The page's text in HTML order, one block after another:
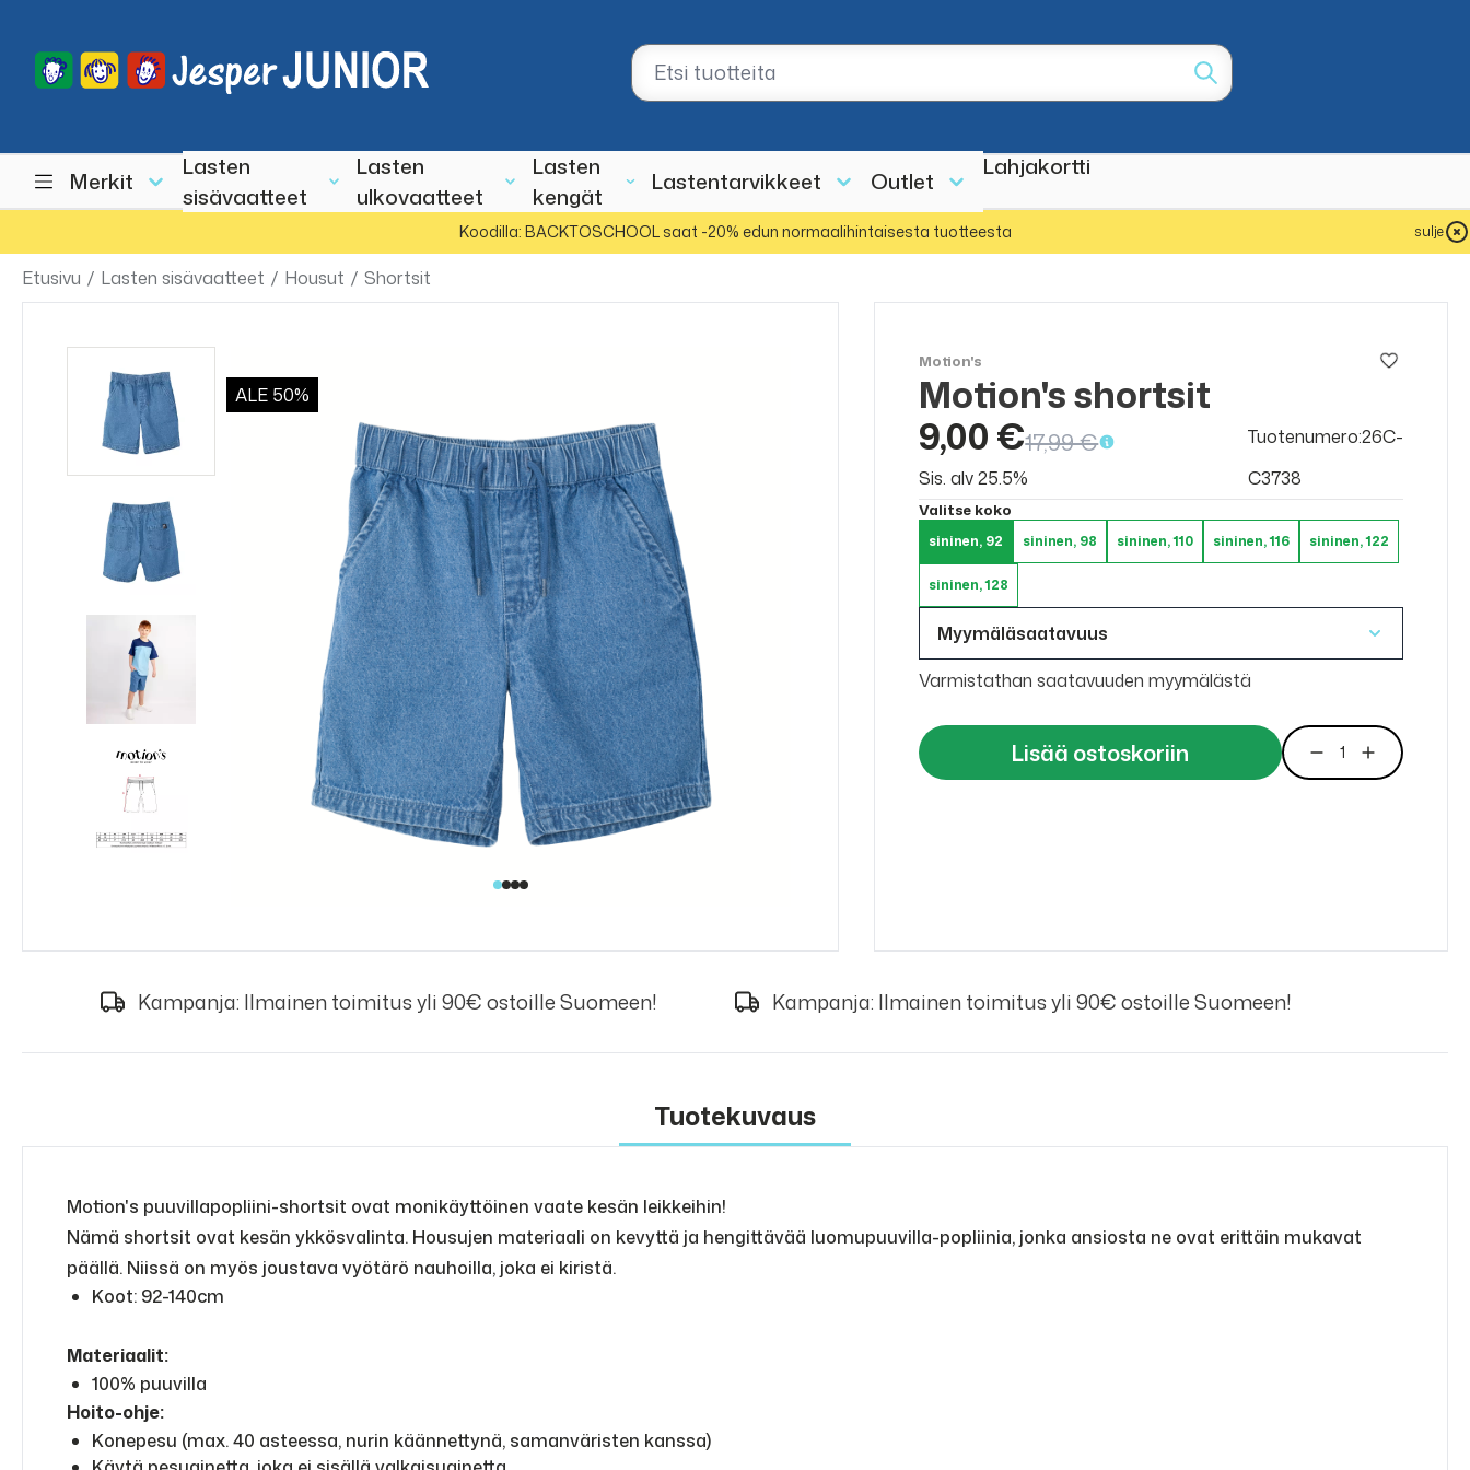
Merkit
Lasten
sisävaatteet
Lasten
ulkovaatteet
Lasten
kengät
Lastentarvikkeet Outlet
Lahjakortti
Koodilla: BACKTOSCHOOL saat -20% edun normaalihintaisesta tuotteesta sulje
Etusivu / Lasten sisävaatteet / Housut / Shortsit
ALE 50%
Motion's
Motion's shortsit
9,00 €17,99 €
Sis. alv 25.5%
Tuotenumero:26C-
C3738
Valitse koko
sininen, 92 sininen, 98 sininen, 110 sininen, 116 sininen, 122
sininen, 128
Myymäläsaatavuus
Varmistathan saatavuuden myymälästä
Lisää ostoskoriin
Kampanja: Ilmainen toimitus yli 90€ ostoille Suomeen! Kampanja: Ilmainen toimitus yli 90€ ostoille Suomeen!
Tuotekuvaus
Motion's puuvillapopliini-shortsit ovat monikäyttöinen vaate kesän leikkeihin!
Nämä shortsit ovat kesän ykkösvalinta. Housujen materiaali on kevyttä ja hengittävää luomupuuvilla-popliinia, jonka ansiosta ne ovat erittäin mukavat
päällä. Niissä on myös joustava vyötärö nauhoilla, joka ei kiristä.
Koot: 92-140cm
Materiaalit:
100% puuvilla
Hoito-ohje:
Konepesu (max. 40 asteessa, nurin käännettynä, samanväristen kanssa)